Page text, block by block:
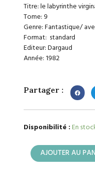
Titre: le labyrinthe
Tome: 9
Genre: Fantastique/
Format: standard
Editeur: Dargaud
Année: 1982
Partager :
Disponibilité :En
quantité
vagabond
AJOUTER AU